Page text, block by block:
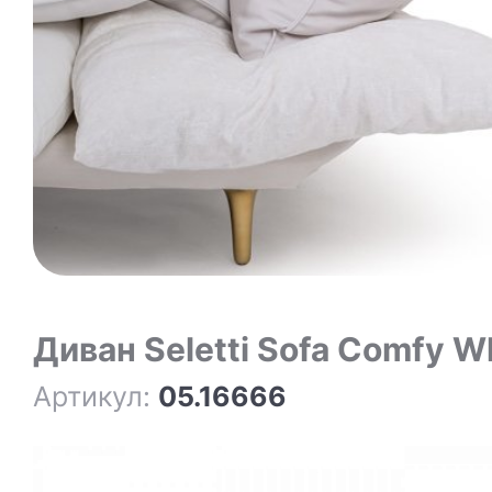
Диван Seletti Sofa Comfy
Артикул: 05.16666